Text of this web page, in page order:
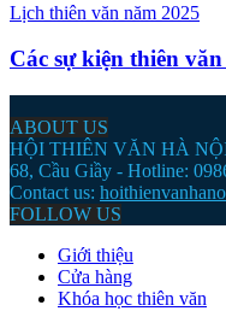
Lịch thiên văn năm 2025
Các sự kiện thiên
ABOUT US
HỘI THIÊN VĂN HÀ NỘI
68, Cầu Giầy - Hotline:
Contact us:
FOLLOW US
Giới thiệu
Cửa hàng
Khóa học thiên văn